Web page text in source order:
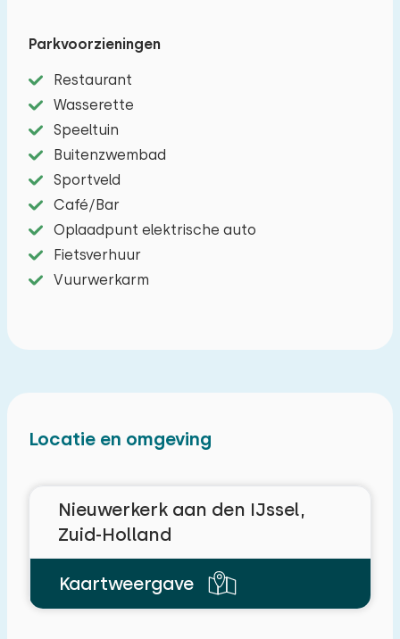
Parkvoorzieningen
Restaurant
Wasserette
Speeltuin
Buitenzwembad
Sportveld
Café/Bar
Oplaadpunt elektrische auto
Fietsverhuur
Vuurwerkarm
Locatie en omgeving
Nieuwerkerk aan den IJssel,
Zuid-Holland
Kaartweergave